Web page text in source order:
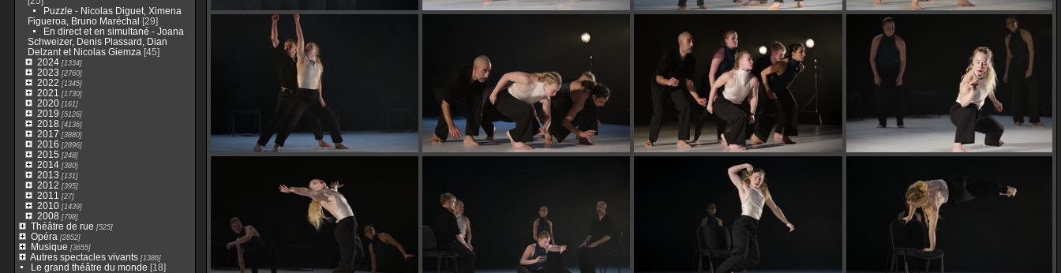
Puzzle - Nicolas Diguet, Ximena
Figueroa, Bruno Maréchal [29]
En direct et en simultané - Joana
Schweizer, Denis Plassard, Dian
Delzant et Nicolas Giemza [45]
2024[1334]
2023 [2760]
2022 [1345]
2021 [1730]
2020[161]
2019 [5126]
2018 [4136]
2017 [3880]
2016 [2896]
2015 [248]
2014[380]
2013 [131]
2012 [395]
2011 [27]
2010[1439]
2008 [798]
Théâtre de rue [525]
Opéra [2852]
Musique [3655]
Autres spectacles vivants[1386]
Le grand théâtre du monde [18]